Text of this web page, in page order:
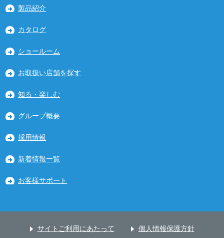
製品紹介
カタログ
ショールーム
お取扱い店舗を探す
知る・楽しむ
グループ概要
採用情報
新着情報一覧
お客様サポート
サイトご利用にあたって 個人情報保護方針